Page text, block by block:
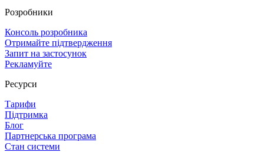
Розробники
Консоль розробника
Отримайте підтвердження
Запит на застосунок
Рекламуйте
Ресурси
Тарифи
Підтримка
Блог
Партнерська програма
Стан системи